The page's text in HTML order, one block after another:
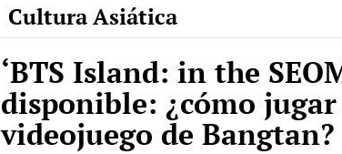
Cultura Asiática
‘BTS Island: in the
disponible: ¿cómo
videojuego de Bangtan?